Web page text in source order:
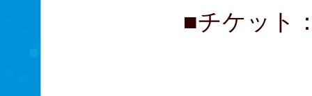
■チケット